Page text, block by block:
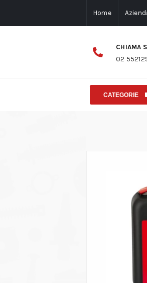
Home
CHIAMA
02
CATEGORIE